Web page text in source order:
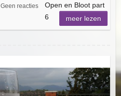
Geen reacties
Open en Bloot part
6
meer lezen